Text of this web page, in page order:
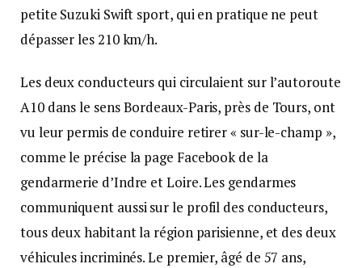
petite Suzuki Swift sport, qui en pratique ne peut
dépasser les 210 km/h.
Les deux conducteurs qui circulaient sur l’autoroute
A10 dans le sens Bordeaux-Paris, près de Tours, ont
vu leur permis de conduire retirer « sur-le-champ »,
comme le précise la page Facebook de la
gendarmerie d’Indre et Loire. Les gendarmes
communiquent aussi sur le profil des conducteurs,
tous deux habitant la région parisienne, et des deux
véhicules incriminés. Le premier, âgé de 57 ans,